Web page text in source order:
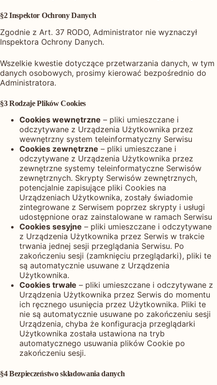
§2 Inspektor Ochrony Danych
Zgodnie z Art. 37 RODO, Administrator nie wyznaczył
Inspektora Ochrony Danych.
Wszelkie kwestie dotyczące przetwarzania danych, w tym
danych osobowych, prosimy kierować bezpośrednio do
Administratora.
§3 Rodzaje Plików Cookies
Cookies wewnętrzne – pliki umieszczane i
odczytywane z Urządzenia Użytkownika przez
wewnętrzny system teleinformatyczny Serwisu
Cookies zewnętrzne – pliki umieszczane i
odczytywane z Urządzenia Użytkownika przez
zewnętrzne systemy teleinformatyczne Serwisów
zewnętrznych. Skrypty Serwisów zewnętrznych,
potencjalnie zapisujące pliki Cookies na
Urządzeniach Użytkownika, zostały świadomie
zintegrowane z Serwisem poprzez skrypty i usługi
udostępnione oraz zainstalowane w ramach Serwisu
Cookies sesyjne – pliki umieszczane i odczytywane
z Urządzenia Użytkownika przez Serwis w trakcie
trwania jednej sesji przeglądania Serwisu. Po
zakończeniu sesji (zamknięciu przeglądarki), pliki te
są automatycznie usuwane z Urządzenia
Użytkownika.
Cookies trwałe – pliki umieszczane i odczytywane z
Urządzenia Użytkownika przez Serwis do momentu
ich ręcznego usunięcia przez Użytkownika. Pliki te
nie są automatycznie usuwane po zakończeniu sesji
Urządzenia, chyba że konfiguracja przeglądarki
Użytkownika została ustawiona na tryb
automatycznego usuwania plików Cookie po
zakończeniu sesji.
§4 Bezpieczeństwo składowania danych